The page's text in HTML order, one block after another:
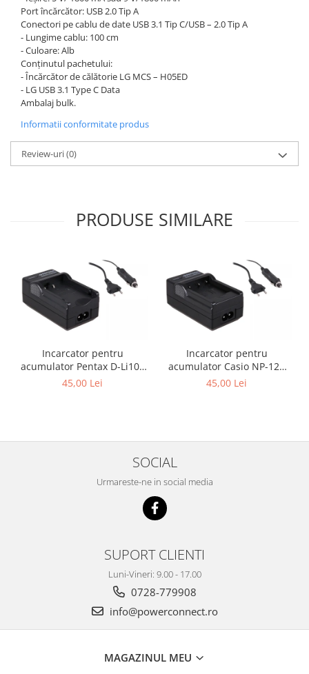
Custi aparate foto-video
Incarcatoare auto
Telefoane mobile
Port încărcător: USB 2.0 Tip A
Conectori pe cablu de date USB 3.1 Tip C/USB – 2.0 Tip A
- Lungime cablu: 100 cm
- Culoare: Alb
Conținutul pachetului:
- Încărcător de călătorie LG MCS – H05ED
- LG USB 3.1 Type C Data
Ambalaj bulk.
Informatii conformitate produs
Review-uri(0)
PRODUSE SIMILARE
Incarcator pentru
acumulator Pentax D-Li109
Patona
45,00 Lei
Incarcator pentru
acumulator Casio NP-120
Patona
45,00 Lei
SOCIAL
Urmareste-ne in social media
SUPORT CLIENTI
Luni-Vineri: 9.00 - 17.00
0728-779908
info@powerconnect.ro
MAGAZINUL MEU